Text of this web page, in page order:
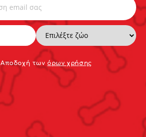
Αποδoχή τωνόρων χρήσης